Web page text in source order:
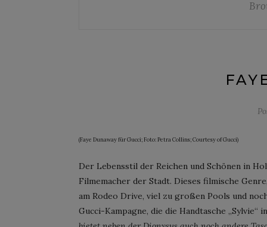
(Faye Dunaway für Gucci; Foto: Petra Collins; Courtesy of Gucci)
Der Lebensstil der Reichen und Schönen in
Filmemacher der Stadt. Dieses filmische
am Rodeo Drive, viel zu großen Pools und
Gucci-Kampagne, die die Handtasche „Sylvie“